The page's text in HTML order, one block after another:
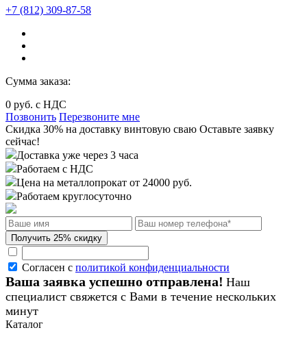
+7 (812) 309-87-58
Сумма заказа:
0 руб. с НДС
Позвонить Перезвоните мне
Cкидка 30% на доставку винтовую сваю Оставьте заявку
сейчас!
Доставка уже через 3 часа
Работаем с НДС
Цена на металлопрокат от 24000 руб.
Работаем круглосуточно
Согласен с политикой конфиденциальности
Ваша заявка успешно отправлена! Наш
специалист свяжется с Вами в течение нескольких
минут
Каталог